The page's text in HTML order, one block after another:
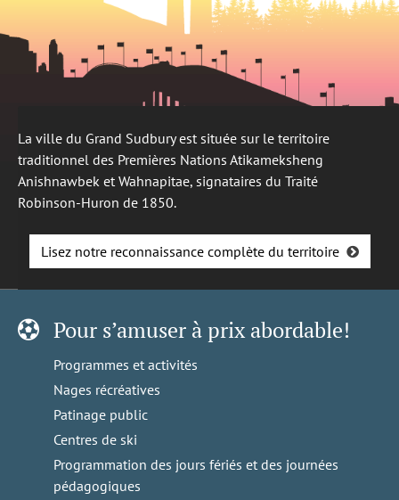
La ville du Grand Sudbury est située sur le territoire
traditionnel des Premières Nations Atikameksheng
Anishnawbek et Wahnapitae, signataires du Traité
Robinson-Huron de 1850.
Lisez notre reconnaissance complète du territoire
Pour s’amuser à prix abordable!
Programmes et activités
Nages récréatives
Patinage public
Centres de ski
Programmation des jours fériés et des journées
pédagogiques